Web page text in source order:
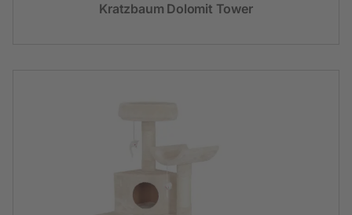
Kratzbaum Dolomit Tower